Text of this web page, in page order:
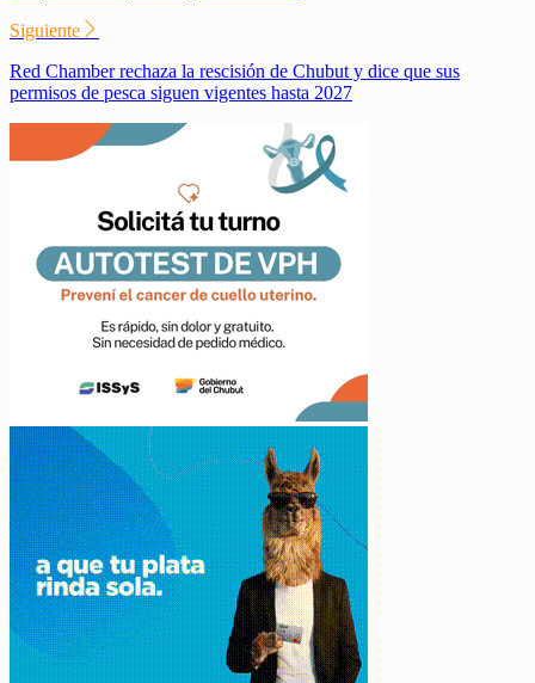
Siguiente
Red Chamber rechaza la rescisión de Chubut y dice que sus
permisos de pesca siguen vigentes hasta 2027